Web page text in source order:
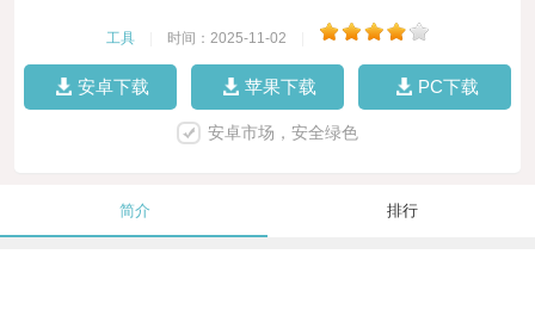
工具 时间：2025-11-02
安卓下载 苹果下载 PC下载
安卓市场，安全绿色
简介 排行